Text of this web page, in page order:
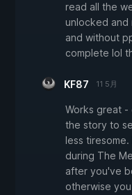
read all the
unlocked
and without
complete lol
KF87 11 5月
Works great -
the story to
less
during The
after you've
otherwise